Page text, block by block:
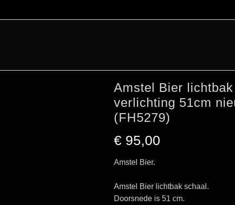
Amstel Bier
verlichting 51cm
(FH5279)
€ 95,00
Amstel Bier.
Amstel Bier lichtbak schaal.
Doorsnede is 51 cm.